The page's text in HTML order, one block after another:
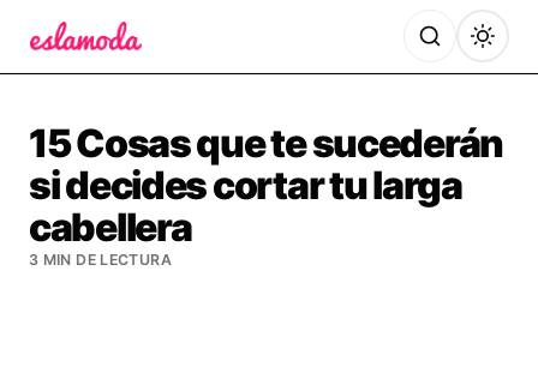
15 Cosas que te sucederán
si decides cortar tu larga
cabellera
3 MIN DE LECTURA